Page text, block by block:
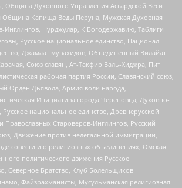
Община Духовного Управления Асгардской Веси
Община Капища Веды Перуна, Мужская Духовная
Инглингов, Нурджулар, К Богодержавию, Таблиги
Русское национальное единство, Национал-
Джамаат мувахидов, Объединенный Вилайат
Союз славян, Ат-Такфир Валь-Хиджра, Пит
рабочая партия России, Славянский союз,
Орден Дьявола, Армия воли народа,
Инициатива города Череповца, Духовно-
национальное единство, Древнерусской
Православных Староверов-Инглингов, Русский
Движение против нелегальной иммиграции,
совести и о религиозных объединениях, Омская
политического движения Русское
Северное Братство, Клуб Болельщиков
Файзрахманисты, Мусульманская религиозная